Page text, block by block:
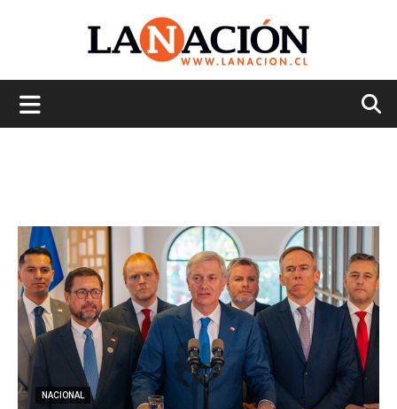
NACIONAL